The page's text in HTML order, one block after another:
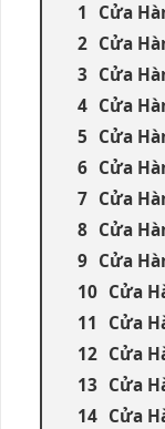
Cửa
Cửa
Cửa
Cửa
Cửa
Cửa
Cửa
Cửa
Cửa
Cửa
Cửa
Cửa
Cửa
Cửa